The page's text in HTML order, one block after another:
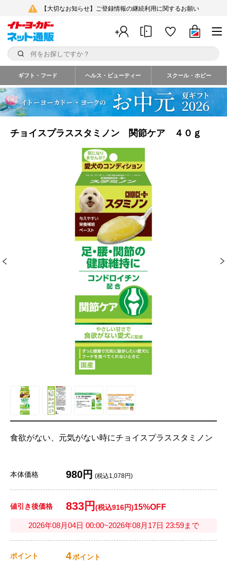
【大切なお知らせ】ご登録情報の継続利用に関するお願い
ギフト・フード ヘルス・ビューティー スクール・ホビー
チョイスプラススタミノン 関節ケア ４０ｇ
食欲がない、元気がない時にチョイスプラススタミノン
本体価格 980円 (税込1,078円)
値引き後価格 833円 (税込916円)15%OFF
2026年08月04日 00:00~2026年08月17日 23:59まで
ポイント 4ポイント